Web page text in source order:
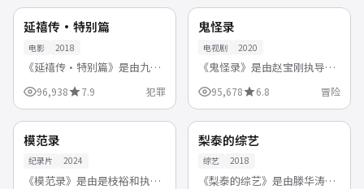
中国
延禧传·特别篇
电影 2018
《延禧传·特别篇》是由九把
静雯领衔主演的中国台湾电
影，2018-11-23首播。警匪对
人性与...
96,938 7.9 犯罪
韩国
鬼怪录
电视剧 2020
《鬼怪录》是由赵宝刚执导，
衔主演的韩国高清电视剧，
2020-11-12首播。寻宝、探
看点十...
95,678 6.8 冒险
日本
99:08
模范录
纪录片 2024
《模范录》是由是枝裕和执
中国
99:21
梨泰的综艺
综艺 2018
《梨泰的综艺》是由滕华涛执